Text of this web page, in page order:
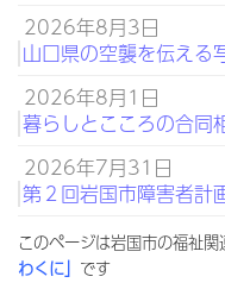
2026年8月3日
山口県の空襲を伝える
2026年8月1日
暮らしとこころの合同
2026年7月31日
第２回岩国市障害者計
このページは岩国市の福祉
わくに」 です